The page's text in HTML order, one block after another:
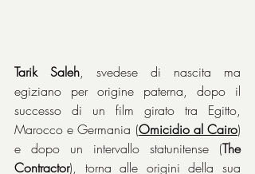
Tarik Saleh, svedese di nascita ma
egiziano per origine paterna, dopo il
successo di un film girato tra Egitto,
Marocco e Germania (Omicidio al Cairo)
e dopo un intervallo statunitense (The
Contractor), torna alle origini della sua